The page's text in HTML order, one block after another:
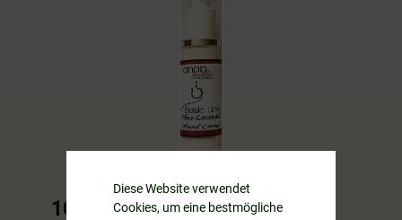
10,99 €*
Diese Website verwendet
Cookies, um eine bestmögliche